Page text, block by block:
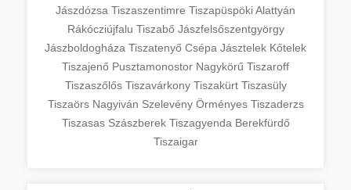
Jászdózsa Tiszaszentimre TiszapüspökiAlattyán
Rákócziújfalu Tiszabő Jászfelsőszentgyörgy
Jászboldogháza Tiszatenyő Csépa Jásztelek Kőtelek
Tiszajenő Pusztamonostor Nagykörű Tiszaroff
Tiszaszőlős Tiszavárkony Tiszakürt Tiszasüly
Tiszaörs Nagyiván Szelevény Örményes Tiszaderzs
Tiszasas Szászberek Tiszagyenda Berekfürdő
Tiszaigar